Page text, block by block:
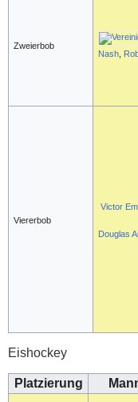
Zweierbob
Nash
Viererbob
Victor
Douglas
Eishockey
Platzierung